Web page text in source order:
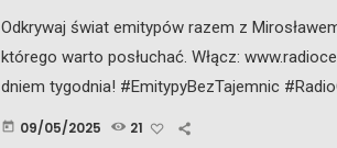
Odkrywaj świat emitypów razem z
którego warto posłuchać. Włącz:
dniem tygodnia! #EmitypyBezTajemnic
#CzwartkiZMirosławem #Emitypy Emitype
today 09/05/2025 21